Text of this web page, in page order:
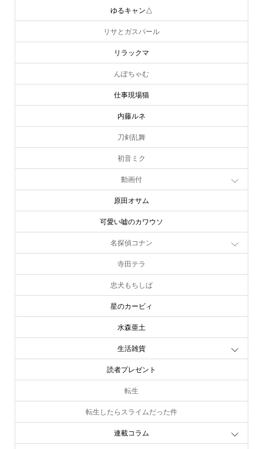
ゆるキャン△
リサとガスパール
リラックマ
んぽちゃむ
仕事現場猫
内藤ルネ
刀剣乱舞
初音ミク
動画付
原田オサム
可愛い嘘のカワウソ
名探偵コナン
寺田テラ
忠犬もちしば
星のカービィ
水森亜土
生活雑貨
読者プレゼント
転生
転生したらスライムだった件
連載コラム